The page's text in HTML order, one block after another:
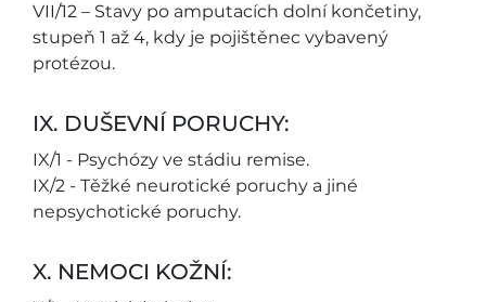
VII/12 – Stavy po amputacích dolní končetiny,
stupeň 1 až 4, kdy je pojištěnec vybavený
protézou.
IX. DUŠEVNÍ PORUCHY:
IX/1 - Psychózy ve stádiu remise.
IX/2 - Těžké neurotické poruchy a jiné
nepsychotické poruchy.
X. NEMOCI KOŽNÍ: